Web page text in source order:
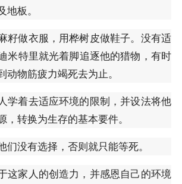
板。
籽做衣服，用桦树皮做鞋子。没有适
米特里就光着脚追逐他的猎物，有时
动物筋疲力竭死去为止。
学着去适应环境的限制，并设法将他
，转换为生存的基本要件。
们没有选择，否则就只能等死。
这家人的创造力，并感恩自己的环境